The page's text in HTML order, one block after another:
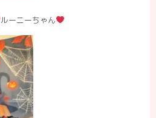
ルーニーちゃん